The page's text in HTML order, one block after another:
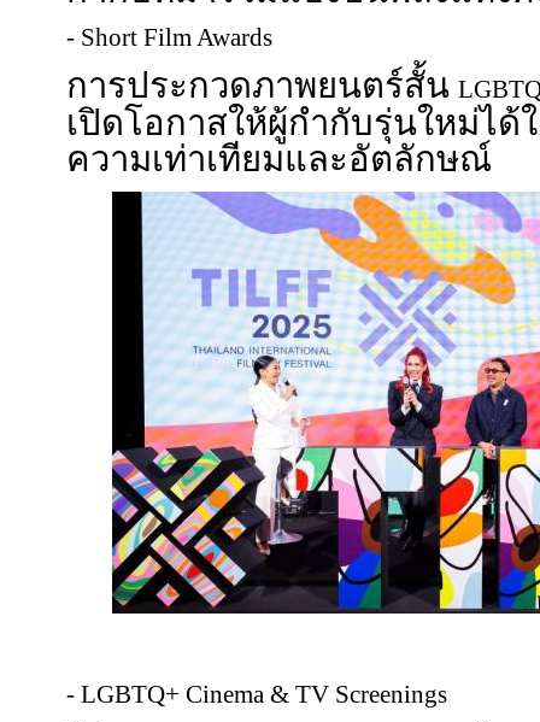
- Short Film Awards
การประกวดภาพยนตร์สั้น
เปิดโอกาสให้ผู้กำกับรุ่นใหม่ได้
ความเท่าเทียมและอัตลักษณ์
- LGBTQ+ Cinema & TV Screenings